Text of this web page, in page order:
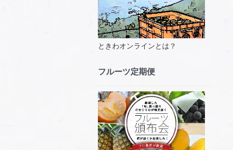
ときわオンラインとは？
フルーツ定期便